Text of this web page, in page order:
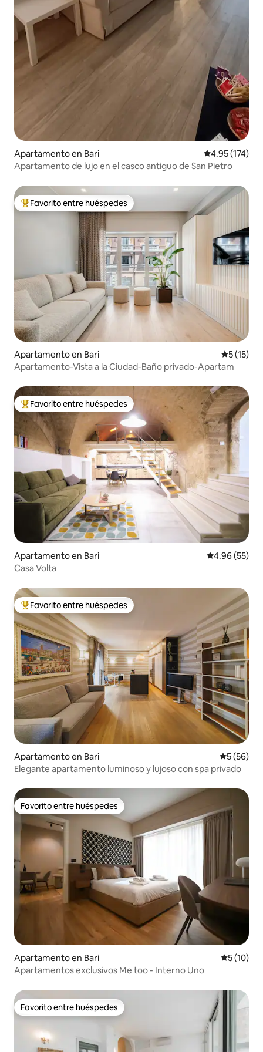
Apartamento en Bari Calificación
4.95 (174)
Apartamento de lujo en el casco antiguo de San Pietro
Favorito entre huéspedes preferido
Favorito entre huéspedes
Apartamento en Bari
5 (15)
Apartamento-Vista a la Ciudad-Baño privado-Apartam
Favorito entre huéspedes preferido
Favorito entre huéspedes
Apartamento en Bari Calificación
4.96 (55)
Casa Volta
Favorito entre huéspedes preferido
Favorito entre huéspedes
Apartamento en Bari
5 (56)
Elegante apartamento luminoso y lujoso con spa privado
Favorito entre huéspedes
Favorito entre huéspedes
Apartamento en Bari
5 (10)
Apartamentos exclusivos Me too - Interno Uno
Favorito entre huéspedes
Favorito entre huéspedes